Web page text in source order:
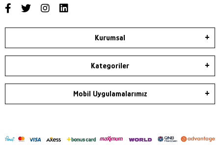
Kurumsal
Kategoriler
Mobil Uygulamalarımız